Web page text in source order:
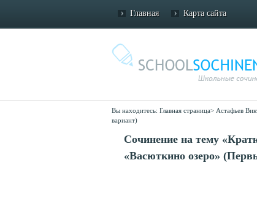
Главная Карта сайта
Вы находитесь: Главная страница> Астафьев
вариант)
Сочинение на тему
«Васюткино озеро»